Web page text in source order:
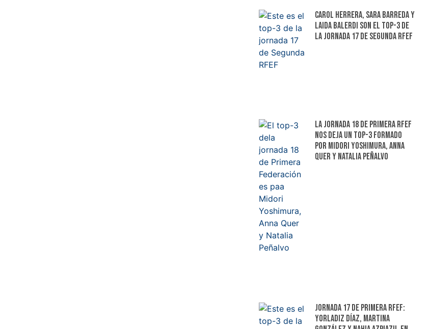
Carol Herrera, Sara Barreda y
Laida Balerdi son el top-3 de
la jornada 17 de Segunda RFEF
La jornada 18 de Primera RFEF
nos deja un top-3 formado
por Midori Yoshimura, Anna
Quer y Natalia Peñalvo
Jornada 17 de Primera RFEF:
Yorladiz Díaz, Martina